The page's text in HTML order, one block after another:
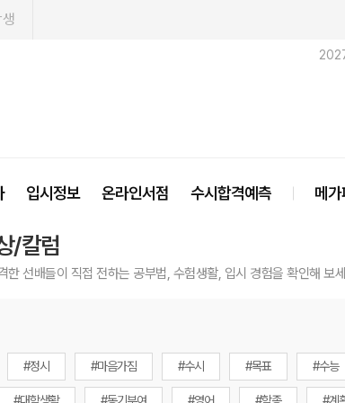
입시정보 온라인서점 수시합격예측 메
/칼럼
한 선배들이 직접 전하는 공부법, 수험생활, 입시 경험을 확인해 보
#정시 #마음가짐 #수시 #목표 #수능